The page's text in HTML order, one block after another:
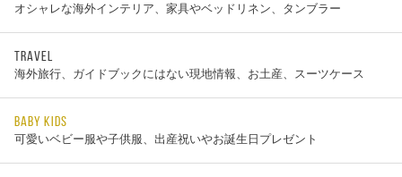
オシャレな海外インテリア、家具やベッドリネン、タンブラー
TRAVEL
海外旅行、ガイドブックにはない現地情報、お土産、スーツケース
BABY KIDS
可愛いベビー服や子供服、出産祝いやお誕生日プレゼント